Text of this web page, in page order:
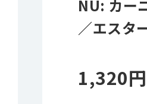
NU: カー
／エスタ
1,320円